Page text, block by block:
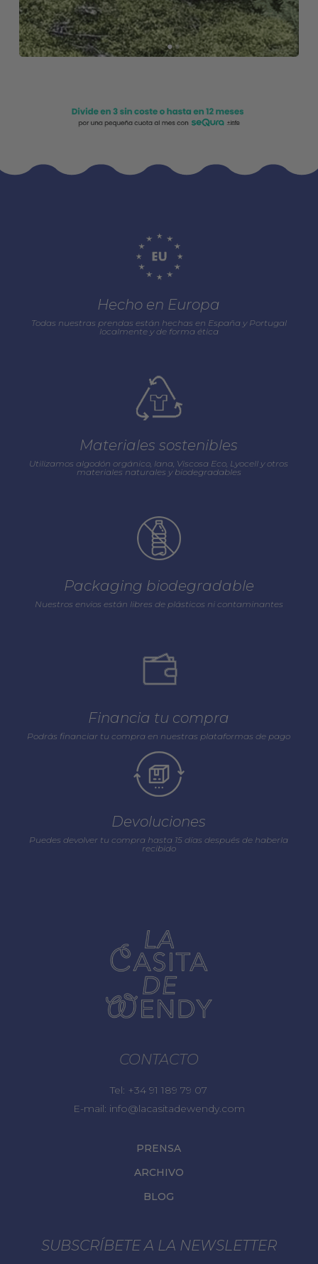
Hecho en Europa
Todas nuestras prendas están hechas en España y Portugal
localmente y de forma ética
Materiales sostenibles
Utilizamos algodón orgánico, lana, Viscosa Eco, Lyocell y otros
materiales naturales y biodegradables
Packaging biodegradable
Nuestros envios están libres de plásticos ni contaminantes
Financia tu compra
Podrás financiar tu compra en nuestras plataformas de pago
Devoluciones
Puedes devolver tu compra hasta 15 días después de haberla
recibido
CONTACTO
Tel: +34 91 189 79 07
E-mail: info@lacasitadewendy.com
PRENSA
ARCHIVO
BLOG
SUBSCRÍBETE A LA NEWSLETTER